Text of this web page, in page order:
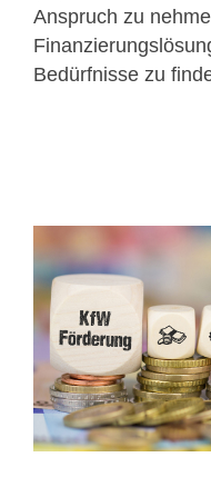
Anspruch zu
Bedürfnisse zu